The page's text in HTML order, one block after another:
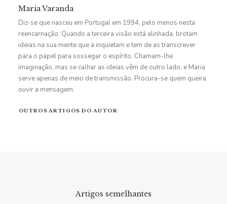
Maria Varanda
Diz-se que nasceu em Portugal em 1994, pelo menos nesta
reencarnação. Quando a terceira visão está alinhada, brotam
ideias na sua mente que a inquietam e tem de as transcrever
para o papel para sossegar o espírito. Chamam-lhe
imaginação, mas se calhar as ideias vêm de outro lado, e Maria
serve apenas de meio de transmissão. Procura-se quem queira
ouvir a mensagem.
OUTROS ARTIGOS DO AUTOR
Artigos semelhantes